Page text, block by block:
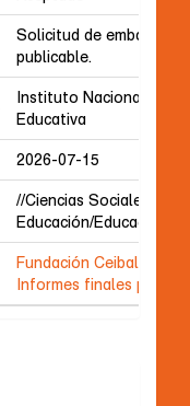
Solicitud de embargo
publicable.
Instituto Nacional de
Educativa
2026-07-15
//Ciencias Sociales/
Educación/Educación
Fundación Ceibal
Informes finales